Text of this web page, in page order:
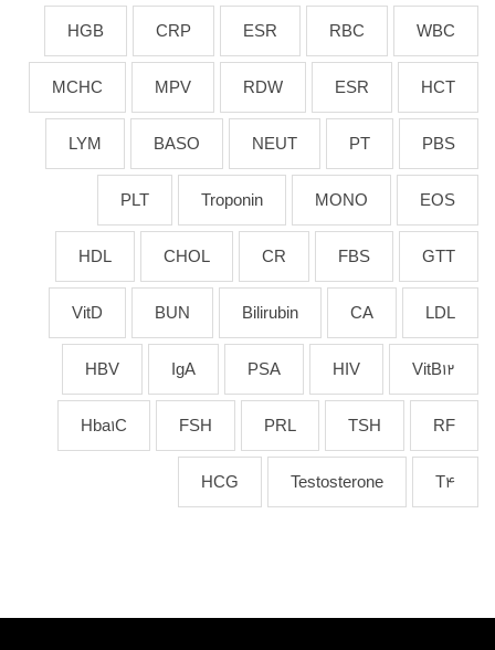
WBC
RBC
ESR
CRP
HGB
HCT
ESR
RDW
MPV
MCHC
PBS
PT
NEUT
BASO
LYM
EOS
MONO
Troponin
PLT
GTT
FBS
CR
CHOL
HDL
LDL
CA
Bilirubin
BUN
VitD
VitB12
HIV
PSA
IgA
HBV
RF
TSH
PRL
FSH
Hba1C
T4
Testosterone
HCG